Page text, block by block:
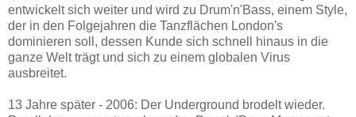
entwickelt sich weiter und wird zu Drum'n'Bass, einem Style,
der in den Folgejahren die Tanzflächen London's
dominieren soll, dessen Kunde sich schnell hinaus in die
ganze Welt trägt und sich zu einem globalen Virus
ausbreitet.
13 Jahre später - 2006: Der Underground brodelt wieder.